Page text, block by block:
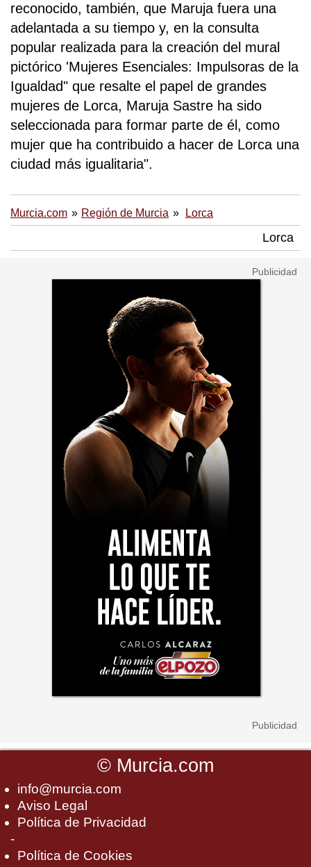
reconocido, también, que Maruja fuera una
adelantada a su tiempo y, en la consulta
popular realizada para la creación del mural
pictórico 'Mujeres Esenciales: Impulsoras de la
Igualdad" que resalte el papel de grandes
mujeres de Lorca, Maruja Sastre ha sido
seleccionada para formar parte de él, como
mujer que ha contribuido a hacer de Lorca una
ciudad más igualitaria".
Murcia.com Región de Murcia Lorca
Lorca
© Murcia.com
info@murcia.com
Aviso Legal
Política de Privacidad
-
Política de Cookies